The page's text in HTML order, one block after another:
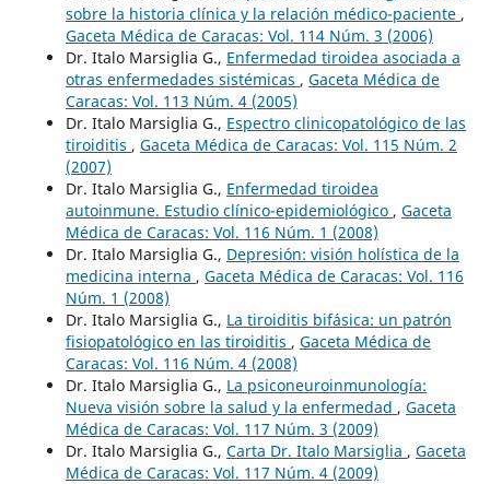
sobre la historia clínica y la relación médico-paciente ,
Gaceta Médica de Caracas: Vol. 114 Núm. 3 (2006)
Dr. Italo Marsiglia G., Enfermedad tiroidea asociada a
otras enfermedades sistémicas , Gaceta Médica de
Caracas: Vol. 113 Núm. 4 (2005)
Dr. Italo Marsiglia G., Espectro clinicopatológico de las
tiroiditis , Gaceta Médica de Caracas: Vol. 115 Núm. 2
(2007)
Dr. Italo Marsiglia G., Enfermedad tiroidea
autoinmune. Estudio clínico-epidemiológico , Gaceta
Médica de Caracas: Vol. 116 Núm. 1 (2008)
Dr. Italo Marsiglia G., Depresión: visión holística de la
medicina interna , Gaceta Médica de Caracas: Vol. 116
Núm. 1 (2008)
Dr. Italo Marsiglia G., La tiroiditis bifásica: un patrón
fisiopatológico en las tiroiditis , Gaceta Médica de
Caracas: Vol. 116 Núm. 4 (2008)
Dr. Italo Marsiglia G., La psiconeuroinmunología:
Nueva visión sobre la salud y la enfermedad , Gaceta
Médica de Caracas: Vol. 117 Núm. 3 (2009)
Dr. Italo Marsiglia G., Carta Dr. Italo Marsiglia , Gaceta
Médica de Caracas: Vol. 117 Núm. 4 (2009)